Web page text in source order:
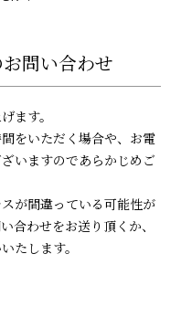
問い合わせ
ます。
をいただく場合や、お電
いますのであらかじめご
が間違っている可能性が
合わせをお送り頂くか、
たします。